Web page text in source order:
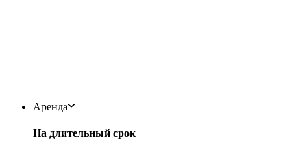
Аренда
На длительный срок